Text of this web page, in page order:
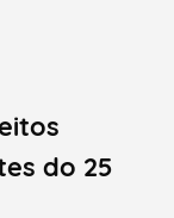
do 25